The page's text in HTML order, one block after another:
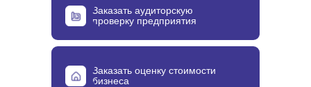
Заказать аудиторскую
проверку предприятия
Заказать оценку стоимости
бизнеса